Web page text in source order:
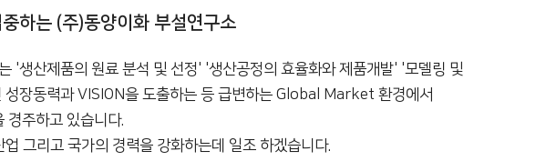
하는 (주)동양이화 부설연구소
생산제품의 원료 분석 및 선정' '생산공정의 효율화와 제품개발' '모델링 및
장동력과 VISION을 도출하는 등 급변하는 Global Market 환경에서
경주하고 있습니다.
그리고 국가의 경력을 강화하는데 일조 하겠습니다.